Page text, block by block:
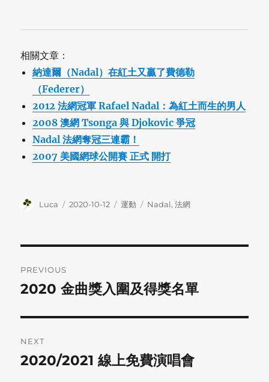
相關文章：
納達爾（Nadal）在紅土又贏了費德勒
（Federer）
2012 法網冠軍 Rafael Nadal：為紅土而生的男人
2008 澳網 Tsonga 與 Djokovic 爭冠
Nadal 法網奪冠三連霸！
2007 美國網球公開賽 正式 開打
Author
Luca
Posted
2020-10-12 Categories
運動 Tags
Nadal,法網
navigation
PREVIOUS
Previous
2020 金曲獎入圍及得獎名單
NEXT
Next
2020/2021 線上免費演唱會